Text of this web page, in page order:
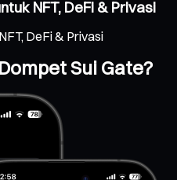
NFT, DeFi & Privasi
DeFi & Privasi
Sui Gate?